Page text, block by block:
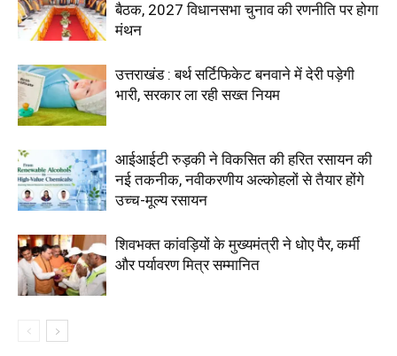
बैठक, 2027 विधानसभा चुनाव की रणनीति पर होगा
मंथन
उत्तराखंड : बर्थ सर्टिफिकेट बनवाने में देरी पड़ेगी
भारी, सरकार ला रही सख्त नियम
आईआईटी रुड़की ने विकसित की हरित रसायन की
नई तकनीक, नवीकरणीय अल्कोहलों से तैयार होंगे
उच्च-मूल्य रसायन
शिवभक्त कांवड़ियों के मुख्यमंत्री ने धोए पैर, कर्मी
और पर्यावरण मित्र सम्मानित